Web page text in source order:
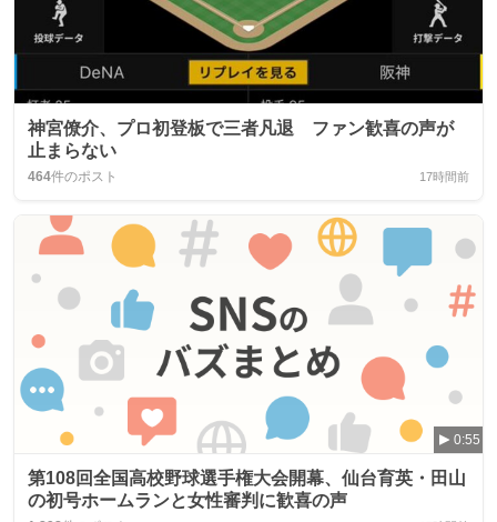
神宮僚介、プロ初登板で三者凡退 ファン歓喜の声が
止まらない
464件のポスト 17時間前
0:55
第108回全国高校野球選手権大会開幕、仙台育英・田山
の初号ホームランと女性審判に歓喜の声